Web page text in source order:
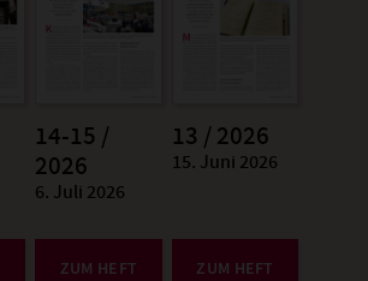
14-15 /
2026
:
6. Juli 2026
ZUM HEFT
13 / 2026
:
15. Juni 2026
ZUM HEFT